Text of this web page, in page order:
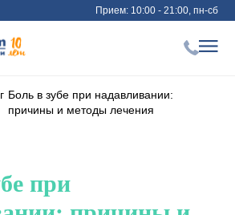
Прием: 10:00 - 21:00, пн-сб
Боль в зубе при надавливании:
причины и методы лечения
при